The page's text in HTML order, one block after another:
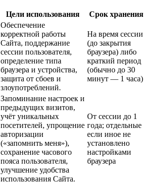
Цели использования Срок хранения
Обеспечение
корректной работы
Сайта, поддержание
сессии пользователя,
определение типа
браузера и устройства,
защита от сбоев и
злоупотреблений.
На время сессии
(до закрытия
браузера) либо
краткий период
(обычно до 30
минут — 1 часа)
Запоминание настроек и
предыдущих визитов,
учёт уникальных
посетителей, упрощение
авторизации
(«запомнить меня»),
сохранение часового
пояса пользователя,
улучшение удобства
использования Сайта.
От сессии до 1
года; отдельные
если иное не
установлено
настройками
браузера